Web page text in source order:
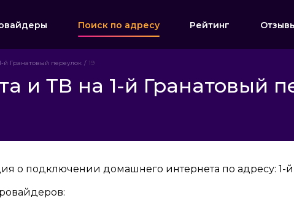
Поиск по адресу Рейтинг
й Гранатовый переулок 19
и ТВ на 1-й Гранатовый
о подключении домашнего интернета по адресу: 1-й